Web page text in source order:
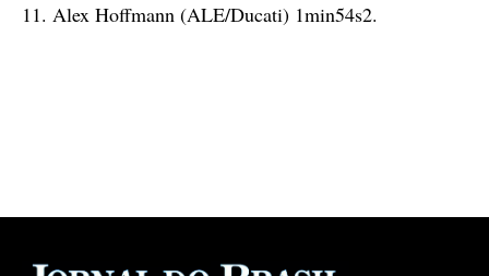
11. Alex Hoffmann (ALE/Ducati) 1min54s2.